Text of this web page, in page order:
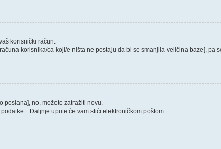
korisnički račun.
korisnika/ca koji/e ništa ne postaju da bi se smanjila veličina baze], pa
poslana], no, možete zatražiti novu.
Daljnje upute će vam stići elektroničkom poštom.